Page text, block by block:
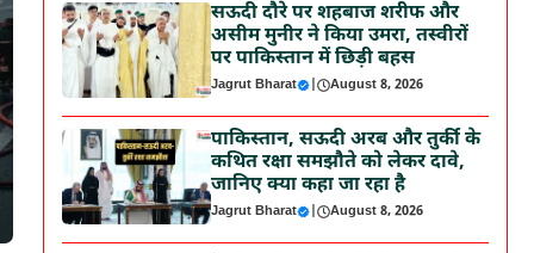
सऊदी दौरे पर शहबाज शरीफ और
असीम मुनीर ने किया उमरा, तस्वीरों
पर पाकिस्तान में छिड़ी बहस
Jagrut Bharat | August 8, 2026
पाकिस्तान, सऊदी अरब और तुर्की के
कथित रक्षा समझौते को लेकर दावे,
जानिए क्या कहा जा रहा है
Jagrut Bharat | August 8, 2026